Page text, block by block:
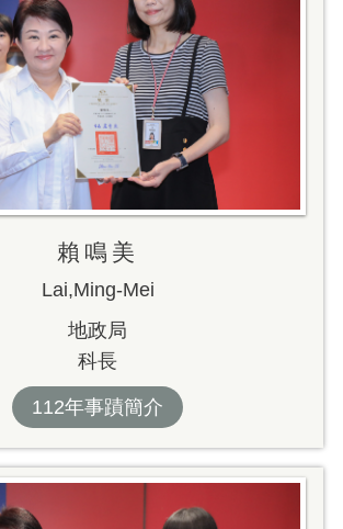
賴鳴美
Lai,Ming-Mei
地政局
科長
112年事蹟簡介